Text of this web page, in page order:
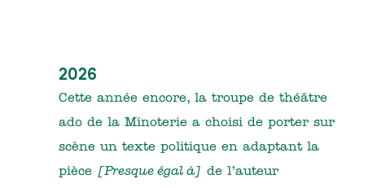
2026
Cette année encore, la troupe de théâtre
ado de la Minoterie a choisi de porter sur
scène un texte politique en adaptant la
pièce [Presque égal à] de l’auteur